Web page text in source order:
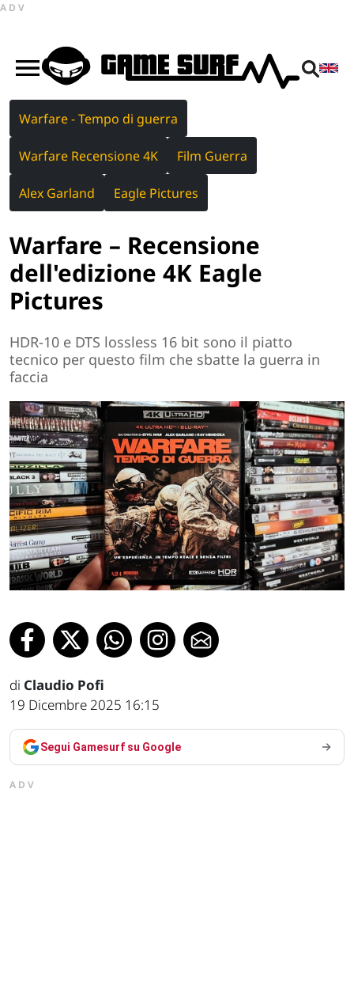
ADV
Warfare - Tempo di guerra
Warfare Recensione 4K Film Guerra
Alex Garland Eagle Pictures
Warfare – Recensione
dell'edizione 4K Eagle
Pictures
HDR-10 e DTS lossless 16 bit sono il piatto
tecnico per questo film che sbatte la guerra in
faccia
di Claudio Pofi
19 Dicembre 2025 16:15
Segui Gamesurf su Google
ADV